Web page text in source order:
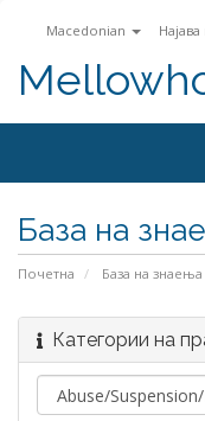
Macedonian
База на
Почетна База на знаења
Категории на